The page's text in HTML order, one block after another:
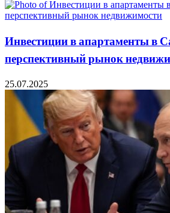
Инвестиции в апартаменты в
перспективный рынок
25.07.2025